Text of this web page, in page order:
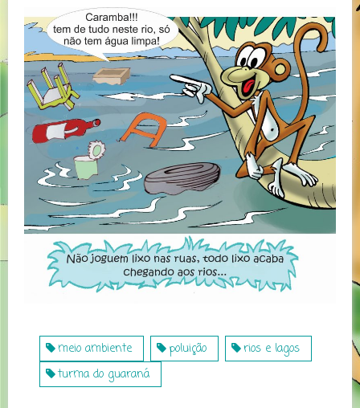
meio ambiente poluição
rios e lagos
turma do guaraná